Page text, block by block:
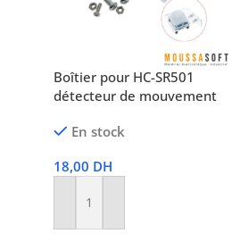
Boîtier pour HC-SR501
détecteur de mouvement
En stock
18,00 DH
Ajouter Au Panier